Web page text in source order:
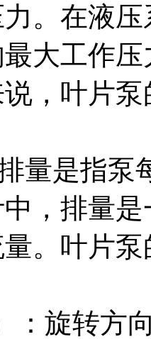
。在液
大工作
，叶片
量是指泵
，排量
。叶片
：旋转方